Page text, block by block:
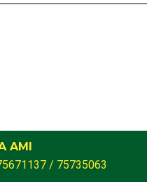
AMI
/ 75735063